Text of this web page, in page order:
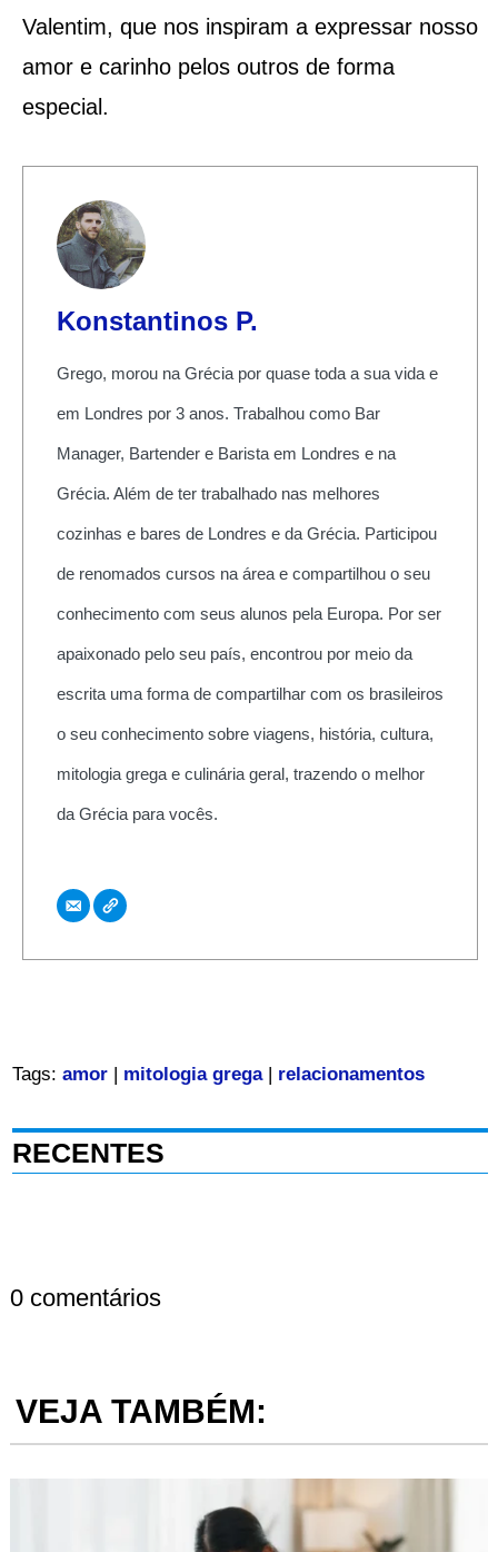
Valentim, que nos inspiram a expressar nosso
amor e carinho pelos outros de forma
especial.
Konstantinos P.
Grego, morou na Grécia por quase toda a sua vida e
em Londres por 3 anos. Trabalhou como Bar
Manager, Bartender e Barista em Londres e na
Grécia. Além de ter trabalhado nas melhores
cozinhas e bares de Londres e da Grécia. Participou
de renomados cursos na área e compartilhou o seu
conhecimento com seus alunos pela Europa. Por ser
apaixonado pelo seu país, encontrou por meio da
escrita uma forma de compartilhar com os brasileiros
o seu conhecimento sobre viagens, história, cultura,
mitologia grega e culinária geral, trazendo o melhor
da Grécia para vocês.
Tags: amor| mitologia grega| relacionamentos
RECENTES
0 comentários
VEJA TAMBÉM: